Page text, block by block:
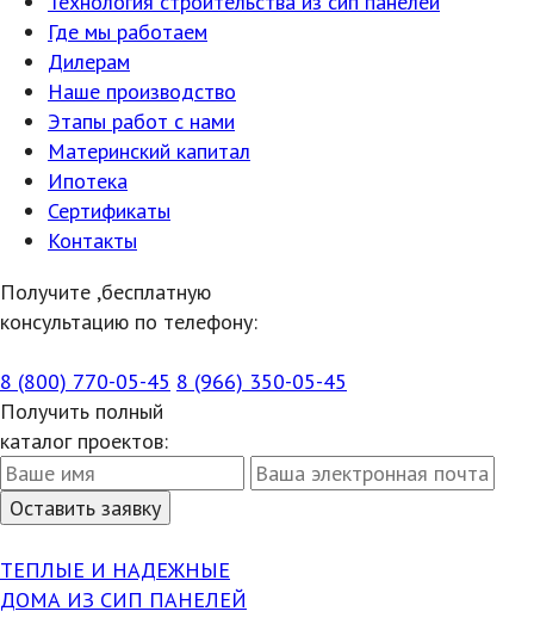
Где мы работаем
Дилерам
Наше производство
Этапы работ с нами
Материнский капитал
Ипотека
Сертификаты
Контакты
Получите ,бесплатную
консультацию по телефону:
8 (800) 770-05-45 8 (966) 350-05-45
Получить полный
каталог проектов:
ТЕПЛЫЕ И НАДЕЖНЫЕ
ДОМА ИЗ СИП ПАНЕЛЕЙ